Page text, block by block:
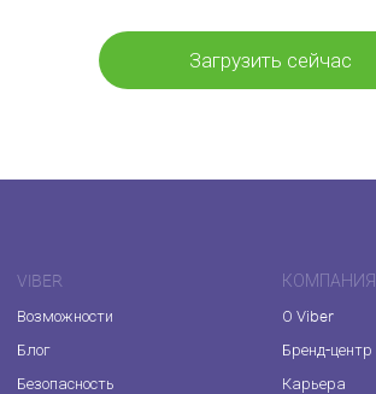
Загрузить сейчас
VIBER
Возможности
Блог
Безопасность
КОМПАНИЯ
О Viber
Бренд-центр
Карьера